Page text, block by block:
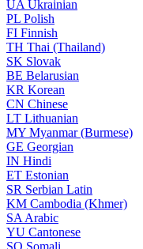
UA Ukrainian
PL Polish
FI Finnish
TH Thai (Thailand)
SK Slovak
BE Belarusian
KR Korean
CN Chinese
LT Lithuanian
MY Myanmar (Burmese)
GE Georgian
IN Hindi
ET Estonian
SR Serbian Latin
KM Cambodia (Khmer)
SA Arabic
YU Cantonese
SO Somali